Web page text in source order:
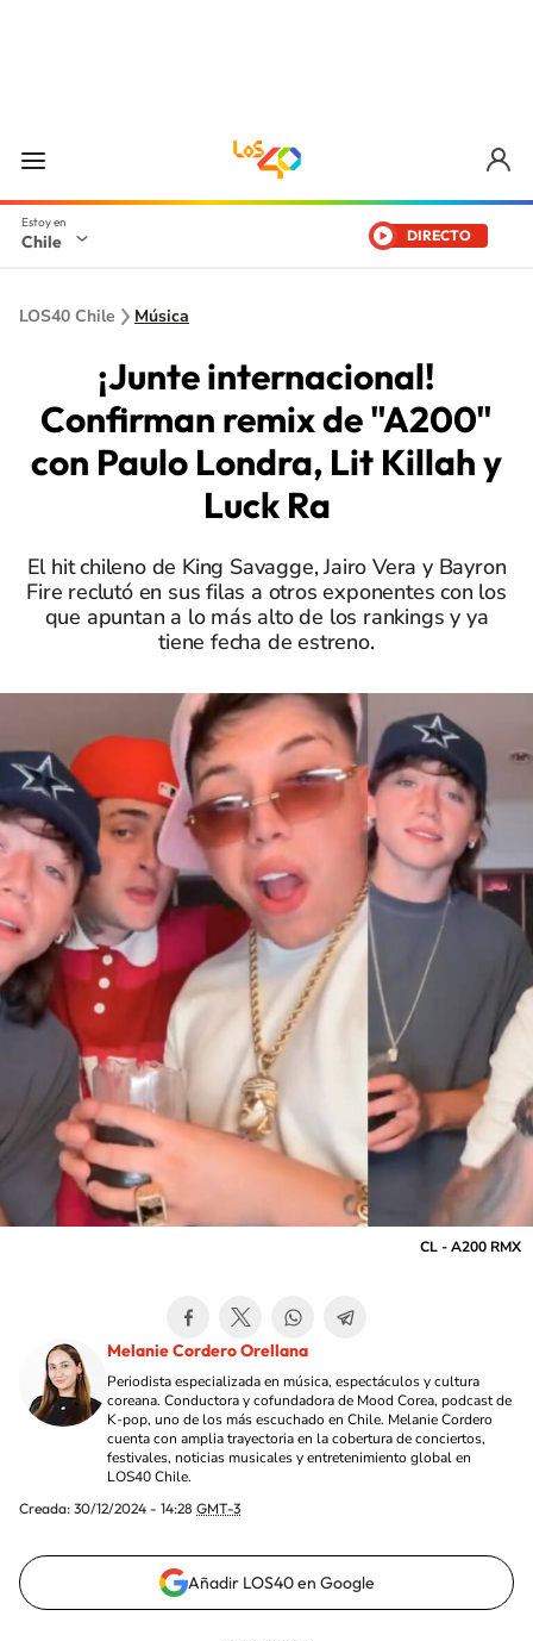
Chile DIRECTO
LOS40 Chile Música
¡Junte internacional!
Confirman remix de "A200"
con Paulo Londra, Lit Killah y
Luck Ra
El hit chileno de King Savagge, Jairo Vera y Bayron
Fire reclutó en sus filas a otros exponentes con los
que apuntan a lo más alto de los rankings y ya
tiene fecha de estreno.
CL - A200 RMX
Melanie Cordero Orellana
Periodista especializada en música, espectáculos y cultura
coreana. Conductora y cofundadora de Mood Corea, podcast de
K-pop, uno de los más escuchado en Chile. Melanie Cordero
cuenta con amplia trayectoria en la cobertura de conciertos,
festivales, noticias musicales y entretenimiento global en
LOS40 Chile.
Creada: 30/12/2024 - 14:28 GMT-3
Añadir LOS40 en Google